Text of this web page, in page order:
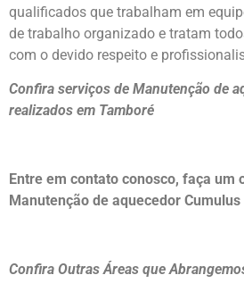
qualificados que trabalham em
de trabalho organizado e tratam
com o devido respeito e
Confira serviços de Manutenção de
realizados em Tamboré
Entre em contato conosco, faça um
Manutenção de aquecedor
Confira Outras Áreas que